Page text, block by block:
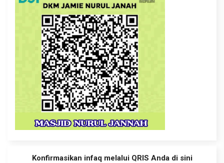
Konfirmasikan infaq melalui QRIS Anda di sini